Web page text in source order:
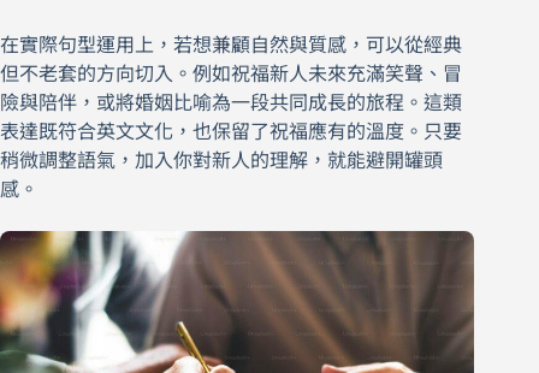
在實際句型運用上，若想兼顧自然與質感，可以從經典
但不老套的方向切入。例如祝福新人未來充滿笑聲、冒
險與陪伴，或將婚姻比喻為一段共同成長的旅程。這類
表達既符合英文文化，也保留了祝福應有的溫度。只要
稍微調整語氣，加入你對新人的理解，就能避開罐頭
感。